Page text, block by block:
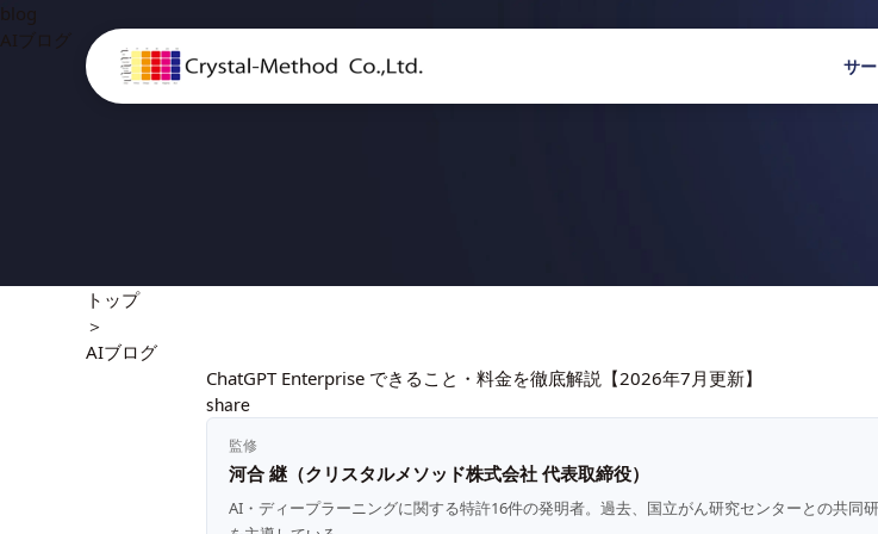
サ
blog
AIブログ
トップ
＞
AIブログ
ChatGPT Enterprise できること・料金を徹底解説【2026年7月更新】
share
監修
河合 継（クリスタルメソッド株式会社 代表取締役）
AI・ディープラーニングに関する特許16件の発明者。過去、国立がん研究センターとの共